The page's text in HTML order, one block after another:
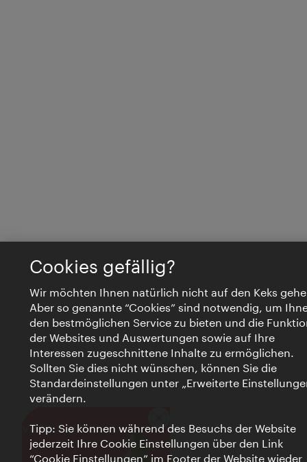
VIENNA BITES Schließen
Cookies gefällig?
Wir möchten Ihnen natürlich nicht auf den Keks
Aber so genannte “Cookies” sind notwendig, um
den bestmöglichen Service zu bieten und die
der Websites und Auswertungen sowie auf Ihre
Interessen zugeschnittene Inhalte zu ermöglichen.
Sollten Sie dies nicht wünschen, können Sie die
Standardeinstellungen unter „Erweiterte
verändern.
Tipp: Sie können während des Besuchs der Website
jederzeit Ihre Cookie Einstellungen über den Link
“Cookie Einstellungen” im Footer der Website wieder